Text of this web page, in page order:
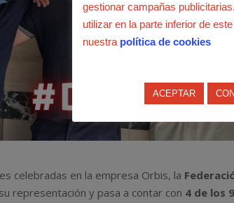
celebradas en la empresa Orbis, la
representación y pasa a contar con 4 de los
gestionar campañas
utilizar en la parte inferior de
nuestra política de cookies
ACEPTAR